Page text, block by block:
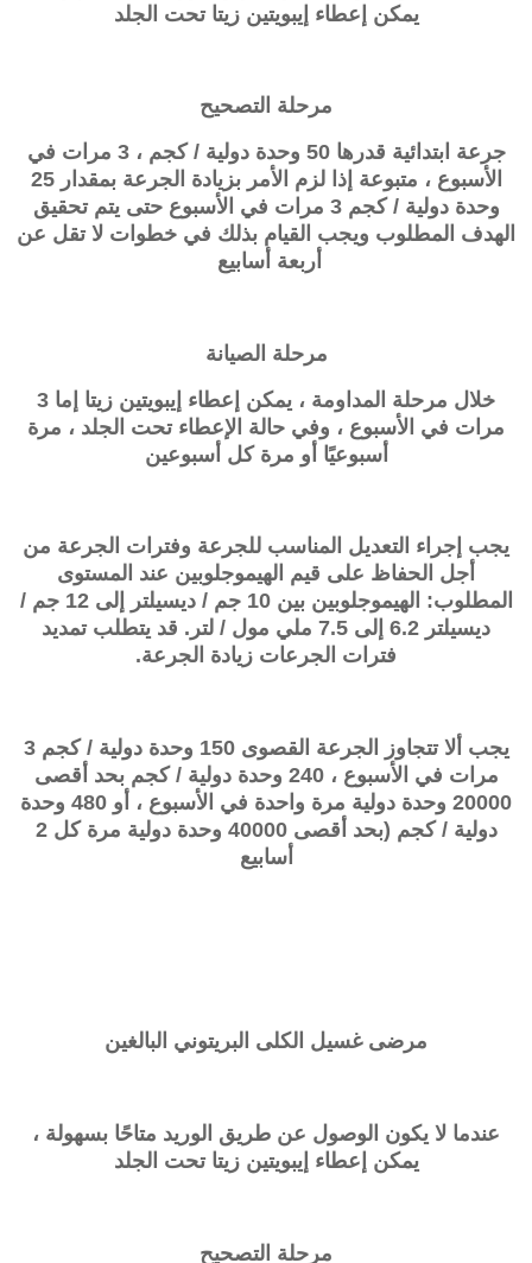
يمكن إعطاء إيبويتين زيتا تحت الجلد
مرحلة التصحيح
جرعة ابتدائية قدرها 50 وحدة دولية / كجم ، 3 مرات في
الأسبوع ، متبوعة إذا لزم الأمر بزيادة الجرعة بمقدار 25
وحدة دولية / كجم 3 مرات في الأسبوع حتى يتم تحقيق
الهدف المطلوب ويجب القيام بذلك في خطوات لا تقل عن
أربعة أسابيع
مرحلة الصيانة
خلال مرحلة المداومة ، يمكن إعطاء إيبويتين زيتا إما 3
مرات في الأسبوع ، وفي حالة الإعطاء تحت الجلد ، مرة
أسبوعيًا أو مرة كل أسبوعين
يجب إجراء التعديل المناسب للجرعة وفترات الجرعة من
أجل الحفاظ على قيم الهيموجلوبين عند المستوى
المطلوب: الهيموجلوبين بين 10 جم / ديسيلتر إلى 12 جم /
ديسيلتر 6.2 إلى 7.5 ملي مول / لتر. قد يتطلب تمديد
فترات الجرعات زيادة الجرعة.
يجب ألا تتجاوز الجرعة القصوى 150 وحدة دولية / كجم 3
مرات في الأسبوع ، 240 وحدة دولية / كجم بحد أقصى
20000 وحدة دولية مرة واحدة في الأسبوع ، أو 480 وحدة
دولية / كجم (بحد أقصى 40000 وحدة دولية مرة كل 2
أسابيع
مرضى غسيل الكلى البريتوني البالغين
عندما لا يكون الوصول عن طريق الوريد متاحًا بسهولة ،
يمكن إعطاء إيبويتين زيتا تحت الجلد
مرحلة التصحيح